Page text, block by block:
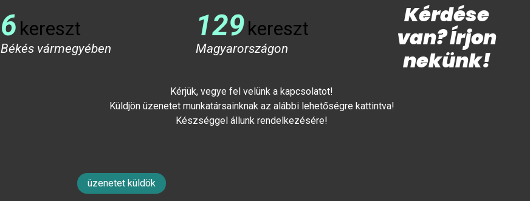
6 kereszt
Békés vármegyében
129kereszt
Magyarországon
Kérdése
van? Írjon
nekünk!
Kérjük, vegye fel velünk a kapcsolatot!
Küldjön üzenetet munkatársainknak az alábbi lehetőségre kattintva!
Készséggel állunk rendelkezésére!
üzenetet küldök